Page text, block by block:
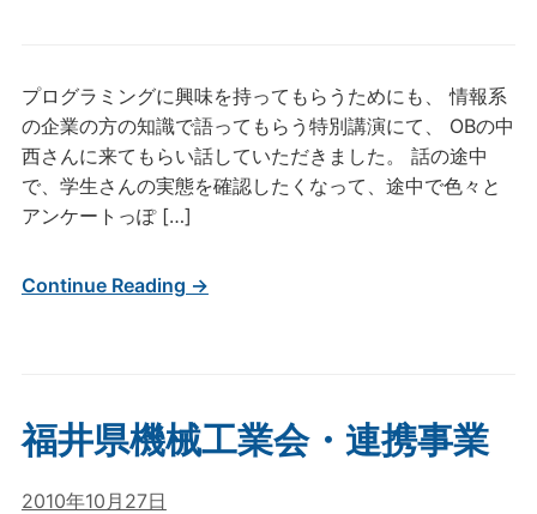
プログラミングに興味を持ってもらうためにも、 情報系
の企業の方の知識で語ってもらう特別講演にて、 OBの中
西さんに来てもらい話していただきました。 話の途中
で、学生さんの実態を確認したくなって、途中で色々と
アンケートっぽ […]
Continue Reading →
福井県機械工業会・連携事業
2010年10月27日